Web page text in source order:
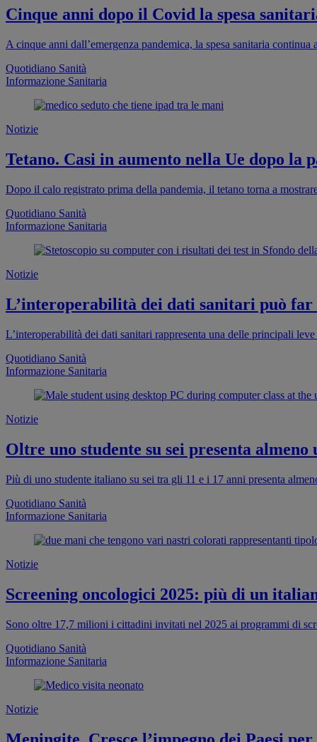
Cinque anni dopo il Covid la spesa
A cinque anni dall’emergenza pandemica, la spesa sanitaria
Quotidiano Sanità
Informazione Sanitaria
Notizie
Tetano. Casi in aumento nella Ue dopo la
Dopo il calo registrato prima della pandemia, il tetano torna a
Quotidiano Sanità
Informazione Sanitaria
Notizie
L’interoperabilità dei dati sanitari può
L’interoperabilità dei dati sanitari rappresenta una delle principali
Quotidiano Sanità
Informazione Sanitaria
Notizie
Oltre uno studente su sei presenta
Più di uno studente italiano su sei tra gli 11 e i 17 anni presenta
Quotidiano Sanità
Informazione Sanitaria
Notizie
Screening oncologici 2025: più di un
Sono oltre 17,7 milioni i cittadini invitati nel 2025 ai programmi di
Quotidiano Sanità
Informazione Sanitaria
Notizie